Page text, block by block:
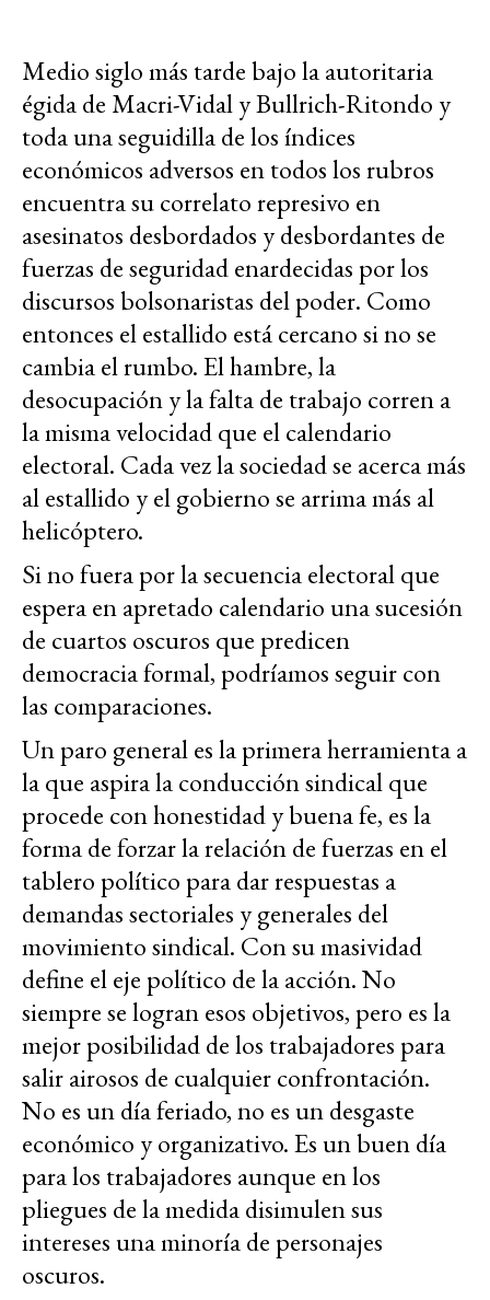
Medio siglo más tarde bajo la autoritaria
égida de Macri-Vidal y Bullrich-Ritondo y
toda una seguidilla de los índices
económicos adversos en todos los rubros
encuentra su correlato represivo en
asesinatos desbordados y desbordantes de
fuerzas de seguridad enardecidas por los
discursos bolsonaristas del poder. Como
entonces el estallido está cercano si no se
cambia el rumbo. El hambre, la
desocupación y la falta de trabajo corren a
la misma velocidad que el calendario
electoral. Cada vez la sociedad se acerca más
al estallido y el gobierno se arrima más al
helicóptero.
Si no fuera por la secuencia electoral que
espera en apretado calendario una sucesión
de cuartos oscuros que predicen
democracia formal, podríamos seguir con
las comparaciones.
Un paro general es la primera herramienta a
la que aspira la conducción sindical que
procede con honestidad y buena fe, es la
forma de forzar la relación de fuerzas en el
tablero político para dar respuestas a
demandas sectoriales y generales del
movimiento sindical. Con su masividad
define el eje político de la acción. No
siempre se logran esos objetivos, pero es la
mejor posibilidad de los trabajadores para
salir airosos de cualquier confrontación.
No es un día feriado, no es un desgaste
económico y organizativo. Es un buen día
para los trabajadores aunque en los
pliegues de la medida disimulen sus
intereses una minoría de personajes
oscuros.